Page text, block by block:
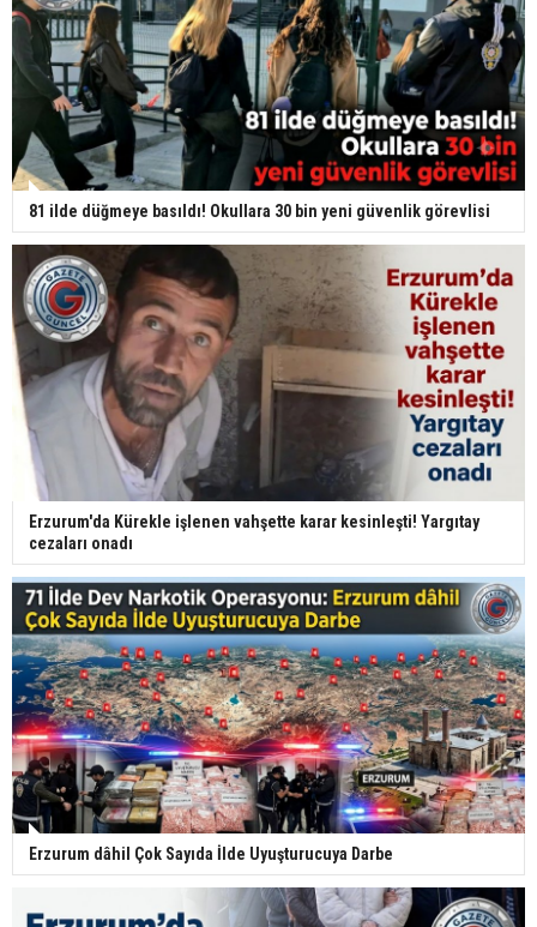
81 ilde düğmeye basıldı! Okullara 30 bin yeni güvenlik görevlisi
Erzurum'da Kürekle işlenen vahşette karar kesinleşti! Yargıtay
cezaları onadı
Erzurum dâhil Çok Sayıda İlde Uyuşturucuya Darbe